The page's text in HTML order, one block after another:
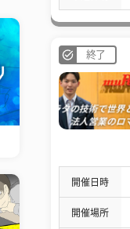
終了
開催日時
開催場所